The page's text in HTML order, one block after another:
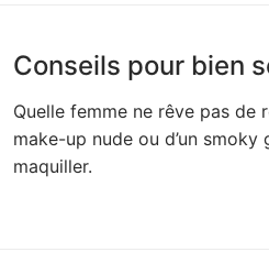
Conseils pour bien
Quelle femme ne rêve pas de
make-up nude ou d’un
maquiller.